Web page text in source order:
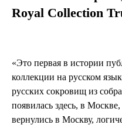
Royal Collection
«Это первая в истории
коллекции на русском
русских сокровищ из
появилась здесь, в
вернулись в Москву,